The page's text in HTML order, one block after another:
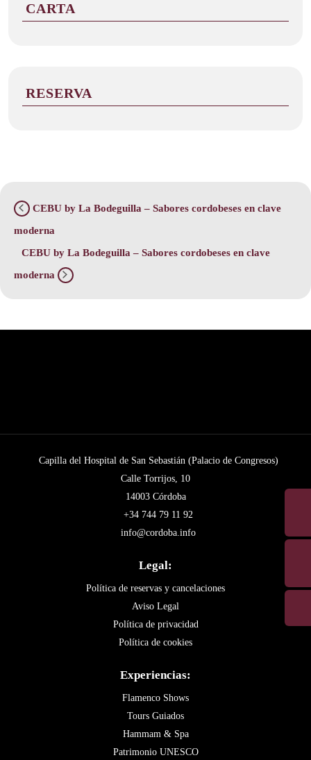
CARTA
RESERVA
CEBU by La Bodeguilla – Sabores cordobeses en clave
moderna
CEBU by La Bodeguilla – Sabores cordobeses en clave
moderna
Capilla del Hospital de San Sebastián (Palacio de Congresos)
Calle Torrijos, 10
14003 Córdoba
+34 744 79 11 92
info@cordoba.info
Legal:
Política de reservas y cancelaciones
Aviso Legal
Política de privacidad
Política de cookies
Experiencias:
Flamenco Shows
Tours Guiados
Hammam & Spa
Patrimonio UNESCO